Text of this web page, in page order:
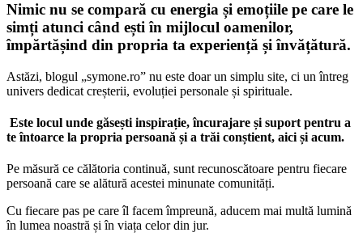
Nimic nu se compară cu energia și emoțiile pe care le
simți atunci când ești în mijlocul oamenilor,
împărtășind din propria ta experiență și învățătură.
Astăzi, blogul „symone.ro” nu este doar un simplu site, ci un întreg
univers dedicat creșterii, evoluției personale și spirituale.
Este locul unde găsești inspirație, încurajare și suport pentru a
te întoarce la propria persoană și a trăi conștient, aici și acum.
Pe măsură ce călătoria continuă, sunt recunoscătoare pentru fiecare
persoană care se alătură acestei minunate comunități.
Cu fiecare pas pe care îl facem împreună, aducem mai multă lumină
în lumea noastră și în viața celor din jur.